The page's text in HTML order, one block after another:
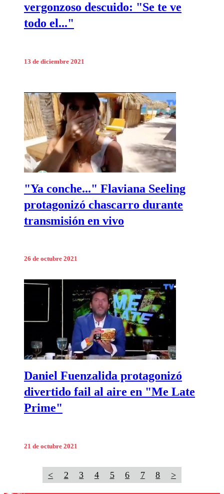
vergonzoso descuido: "Se te ve
todo el..."
13 de diciembre 2021
"Ya conche..." Flaviana Seeling
protagonizó chascarro durante
transmisión en vivo
26 de octubre 2021
Daniel Fuenzalida protagonizó
divertido fail al aire en "Me Late
Prime"
21 de octubre 2021
< 2 3 4 5 6 7 8 >